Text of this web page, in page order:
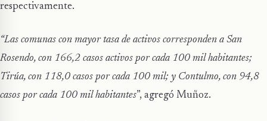
respectivamente.
“Las comunas con mayor tasa de activos corresponden a San
Rosendo, con 166,2 casos activos por cada 100 mil habitantes;
Tirúa, con 118,0 casos por cada 100 mil; y Contulmo, con 94,8
casos por cada 100 mil habitantes”, agregó Muñoz.